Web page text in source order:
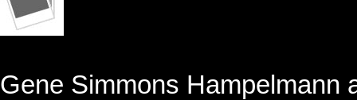
Gene Simmons Hampelmann